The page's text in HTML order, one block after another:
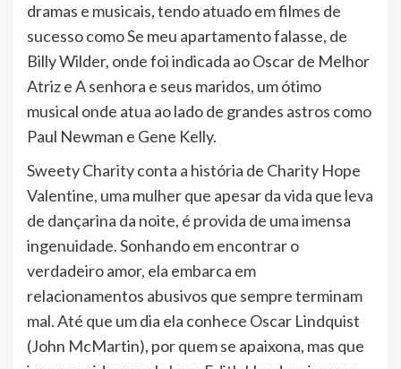
dramas e musicais, tendo atuado em filmes de
sucesso como Se meu apartamento falasse, de
Billy Wilder, onde foi indicada ao Oscar de Melhor
Atriz e A senhora e seus maridos, um ótimo
musical onde atua ao lado de grandes astros como
Paul Newman e Gene Kelly.
Sweety Charity conta a história de Charity Hope
Valentine, uma mulher que apesar da vida que leva
de dançarina da noite, é provida de uma imensa
ingenuidade. Sonhando em encontrar o
verdadeiro amor, ela embarca em
relacionamentos abusivos que sempre terminam
mal. Até que um dia ela conhece Oscar Lindquist
(John McMartin), por quem se apaixona, mas que